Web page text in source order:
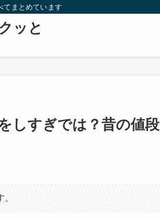
てまとめています
ッと
しすぎでは？昔の値